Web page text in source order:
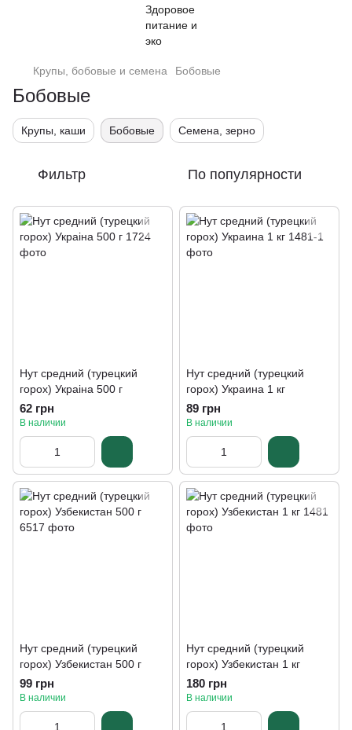
Крупы, бобовые и семена Бобовые
Бобовые
Крупы, каши Бобовые Семена, зерно
Фильтр По популярности
Нут средний (турецкий
горох) Украіна 500 г
62 грн
В наличии
Нут средний (турецкий
горох) Украина 1 кг
89 грн
В наличии
Нут средний (турецкий
горох) Узбекистан 500 г
99 грн
В наличии
Нут средний (турецкий
горох) Узбекистан 1 кг
180 грн
В наличии